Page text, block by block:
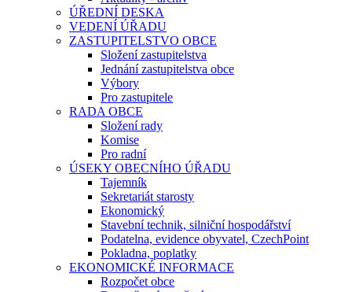
ÚŘEDNÍ DESKA
VEDENÍ ÚŘADU
ZASTUPITELSTVO OBCE
Složení zastupitelstva
Jednání zastupitelstva obce
Výbory
Pro zastupitele
RADA OBCE
Složení rady
Komise
Pro radní
ÚSEKY OBECNÍHO ÚŘADU
Tajemník
Sekretariát starosty
Ekonomický
Stavební technik, silniční hospodářství
Podatelna, evidence obyvatel, CzechPoint
Pokladna, poplatky
EKONOMICKÉ INFORMACE
Rozpočet obce